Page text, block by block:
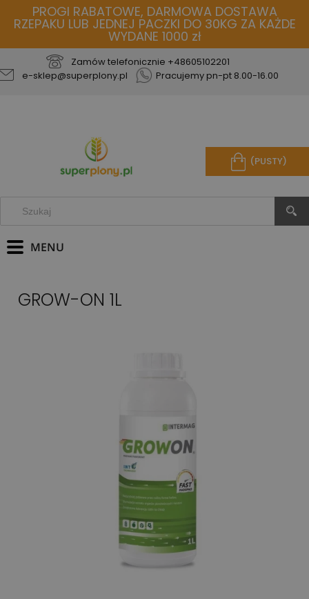
PROGI RABATOWE, DARMOWA DOSTAWA
RZEPAKU LUB JEDNEJ PACZKI DO 30KG ZA KAŻDE
WYDANE 1000 zł
Zamów telefonicznie +48605102201
e-sklep@superplony.pl
Pracujemy pn-pt 8.00-16.00
(PUSTY)
GROW-ON 1L